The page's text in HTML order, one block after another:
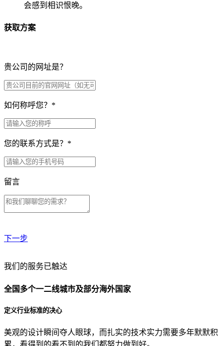
会感到相识恨晚。
获取方案
贵公司的网址是？
如何称呼您？ *
您的联系方式是？ *
留言
下一步
贵公司预算范围是？
贵公司的团队规模是？
目前主要的营销渠道是？
我们的服务已触达
全国多个一二线城市及部分海外国家
定义行业标准的决心
美观的设计瞬间夺人眼球，而扎实的技术实力需要多年默默积
累，看得到的看不到的我们都努力做到好。